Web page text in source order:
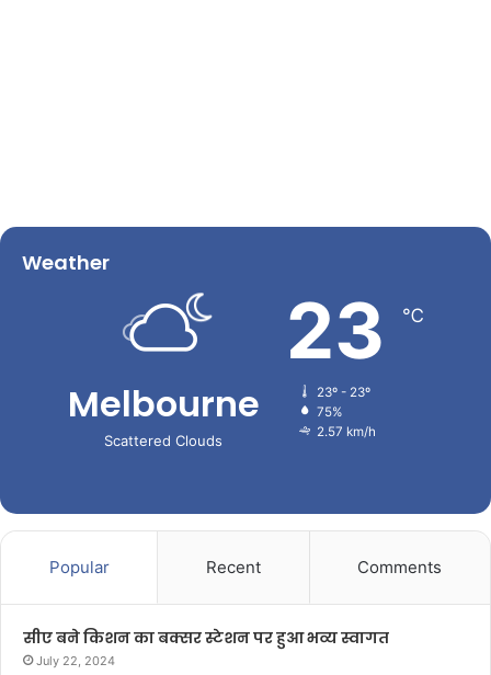
Weather
Melbourne
Scattered Clouds
23 ℃
23º - 23º
75%
2.57 km/h
Popular Recent Comments
सीए बने किशन का बक्सर स्टेशन पर हुआ भव्य स्वागत
July 22, 2024